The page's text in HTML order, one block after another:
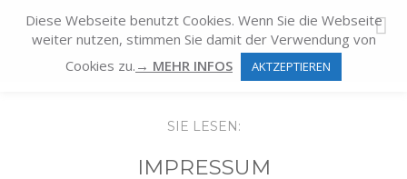
SIE LESEN:
IMPRESSUM
Diese Webseite benutzt Cookies. Wenn Sie die Webseite
weiter nutzen, stimmen Sie damit der Verwendung von
Cookies zu. → MEHR INFOS AKTZEPTIEREN